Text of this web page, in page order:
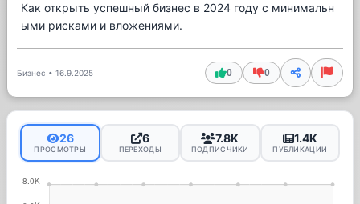
Как открыть успешный бизнес в 2024 году с минимальн
ыми рисками и вложениями.
Бизнес • 16.9.2025 0 0
26
ПРОСМОТРЫ
6
ПЕРЕХОДЫ
7.8K
ПОДПИСЧИКИ
1.4K
ПУБЛИКАЦИИ